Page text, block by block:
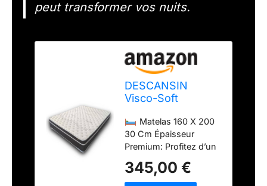
peut transformer vos nuits.
DESCANSIN
Visco-Soft
à mémoire de
forme ferme pour
les maux de dos
(30 cm, 160 x 200
cm)
Matelas 160 X 200
30 Cm Épaisseur
Premium: Profitez d’un
cm epaisseur conçu
pour un confort ultime.
345,00 €